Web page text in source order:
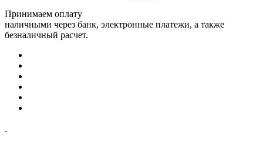
Принимаем оплату
наличными через банк, электронные платежи, а также
безналичный расчет.